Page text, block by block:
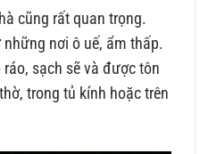
cũng rất quan trọng.
nơi ô uế, ẩm thấp.
sạch sẽ và được tôn
trong tủ kính hoặc trên